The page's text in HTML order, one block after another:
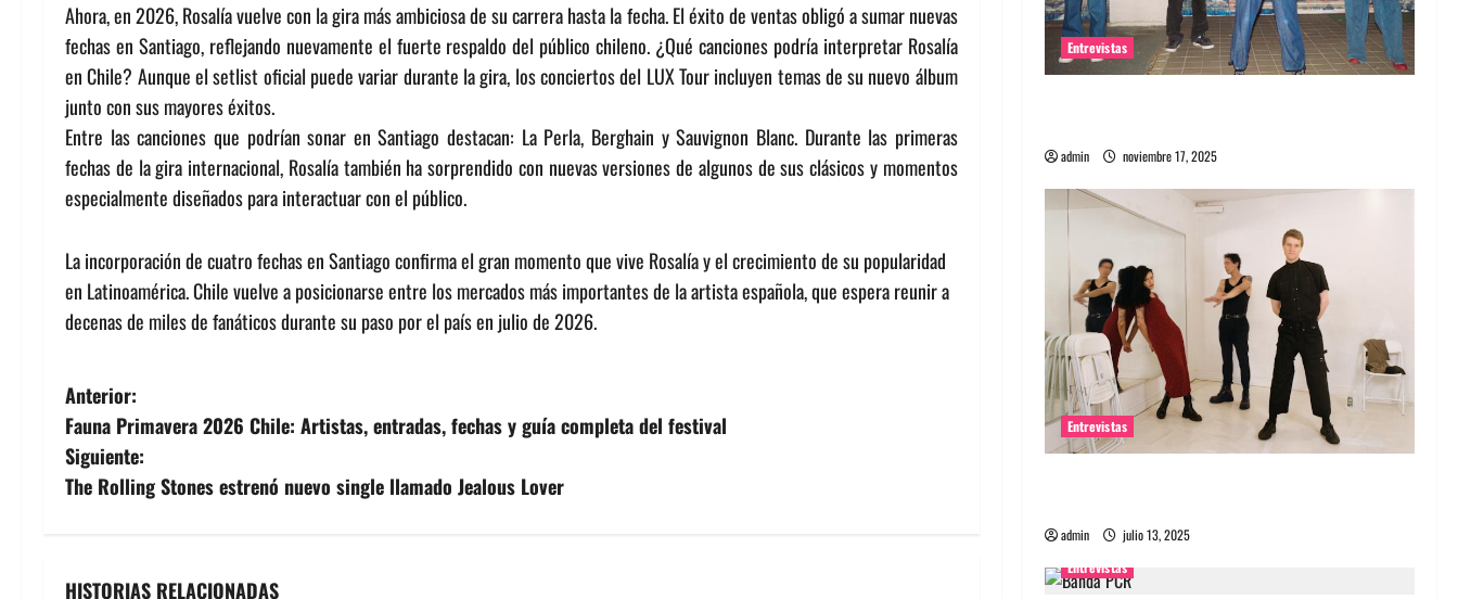
Ahora, en 2026, Rosalía vuelve con la gira más ambiciosa de su carrera hasta la fecha. El éxito de ventas obligó a sumar nuevas
fechas en Santiago, reflejando nuevamente el fuerte respaldo del público chileno. ¿Qué canciones podría interpretar Rosalía
en Chile? Aunque el setlist oficial puede variar durante la gira, los conciertos del LUX Tour incluyen temas de su nuevo álbum
junto con sus mayores éxitos.
Entre las canciones que podrían sonar en Santiago destacan: La Perla, Berghain y Sauvignon Blanc. Durante las primeras
fechas de la gira internacional, Rosalía también ha sorprendido con nuevas versiones de algunos de sus clásicos y momentos
especialmente diseñados para interactuar con el público.
La incorporación de cuatro fechas en Santiago confirma el gran momento que vive Rosalía y el crecimiento de su popularidad
en Latinoamérica. Chile vuelve a posicionarse entre los mercados más importantes de la artista española, que espera reunir a
decenas de miles de fanáticos durante su paso por el país en julio de 2026.
N
a
v
g
Anterior:
Fauna Primavera 2026 Chile: Artistas, entradas, fechas y guía completa del festival
Siguiente:
The Rolling Stones estrenó nuevo single llamado Jealous Lover
HISTORIAS RELACIONADAS
Entrevistas
admin noviembre 17, 2025
Entrevistas
admin
julio 13, 2025
Entrevistas